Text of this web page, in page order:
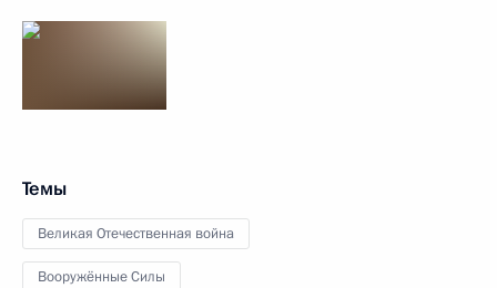
Темы
Великая Отечественная война
Вооружённые Силы